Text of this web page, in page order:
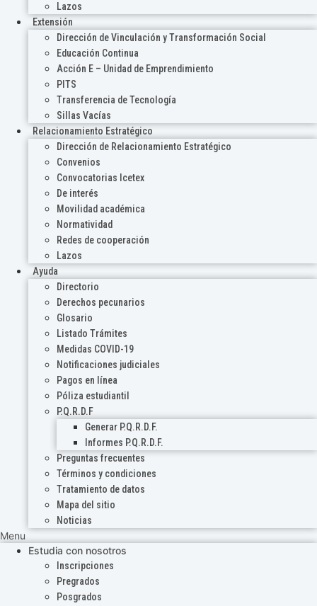
Lazos
Extensión
Dirección de Vinculación y Transformación Social
Educación Continua
Acción E – Unidad de Emprendimiento
PITS
Transferencia de Tecnología
Sillas Vacías
Relacionamiento Estratégico
Dirección de Relacionamiento Estratégico
Convenios
Convocatorias Icetex
De interés
Movilidad académica
Normatividad
Redes de cooperación
Lazos
Ayuda
Directorio
Derechos pecunarios
Glosario
Listado Trámites
Medidas COVID-19
Notificaciones judiciales
Pagos en línea
Póliza estudiantil
P.Q.R.D.F
Generar P.Q.R.D.F.
Informes P.Q.R.D.F.
Preguntas frecuentes
Términos y condiciones
Tratamiento de datos
Mapa del sitio
Noticias
Menu
Estudia con nosotros
Inscripciones
Pregrados
Posgrados